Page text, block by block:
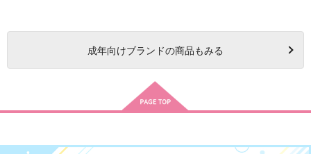
成年向けブランドの商品もみる